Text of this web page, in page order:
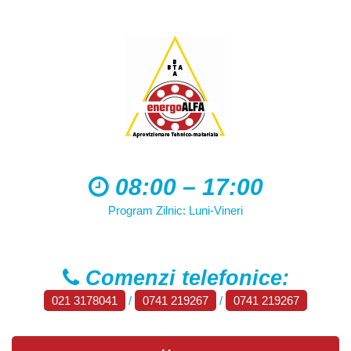
08:00 – 17:00
Program Zilnic: Luni-Vineri
Comenzi telefonice:
021 3178041 / 0741 219267 / 0741 219267